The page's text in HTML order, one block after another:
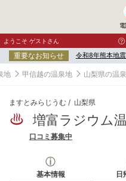
ようこそ ゲストさん
重要なお知らせ 令和8年熊本地
地 甲信越の温泉地 山梨県の温
ますとみらじうむ 山梨県
増富ラジウム
口コミ募集中
基本情報 日